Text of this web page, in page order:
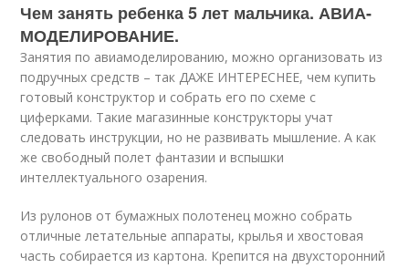
Чем занять ребенка 5 лет мальчика. АВИА-
МОДЕЛИРОВАНИЕ.
Занятия по авиамоделированию, можно организовать из
подручных средств – так ДАЖЕ ИНТЕРЕСНЕЕ, чем купить
готовый конструктор и собрать его по схеме с
циферками. Такие магазинные конструкторы учат
следовать инструкции, но не развивать мышление. А как
же свободный полет фантазии и вспышки
интеллектуального озарения.
Из рулонов от бумажных полотенец можно собрать
отличные летательные аппараты, крылья и хвостовая
часть собирается из картона. Крепится на двухсторонний